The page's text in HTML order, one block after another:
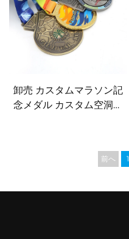
卸売 カスタムマラソン記
念メダル カスタム空洞メ
前へ 1